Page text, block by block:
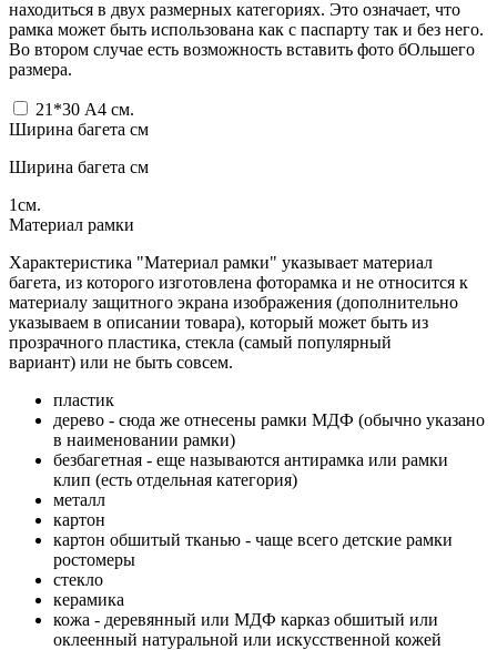
находиться в двух размерных категориях. Это означает, что
рамка может быть использована как с паспарту так и без него.
Во втором случае есть возможность вставить фото бОльшего
размера.
21*30 А4 см.
Ширина багета см
Ширина багета см
1см.
Материал рамки
Характеристика "Материал рамки" указывает материал
багета, из которого изготовлена фоторамка и не относится к
материалу защитного экрана изображения (дополнительно
указываем в описании товара), который может быть из
прозрачного пластика, стекла (самый популярный
вариант) или не быть совсем.
пластик
дерево - сюда же отнесены рамки МДФ (обычно указано
в наименовании рамки)
безбагетная - еще называются антирамка или рамки
клип (есть отдельная категория)
металл
картон
картон обшитый тканью - чаще всего детские рамки
ростомеры
стекло
керамика
кожа - деревянный или МДФ карказ обшитый или
оклеенный натуральной или искусственной кожей